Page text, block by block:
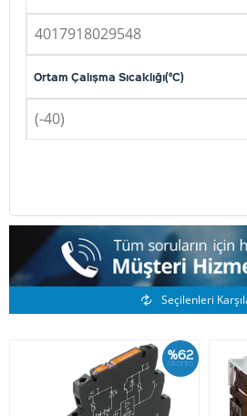
4017918029548
Ortam Çalışma Sıcaklığı(°C)
(-40)
Benzer
Seçilenleri
%62
İskonto